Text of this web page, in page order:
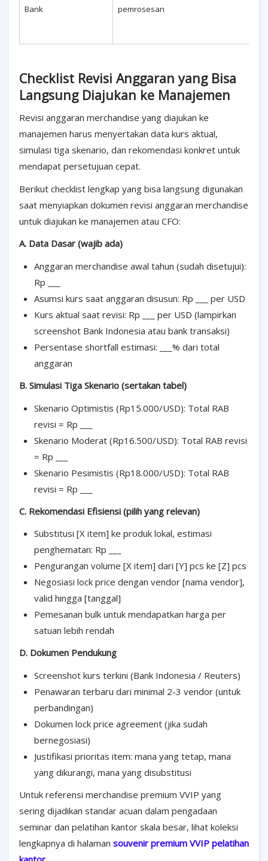
Bank
pemrosesan
Checklist Revisi Anggaran yang Bisa
Langsung Diajukan ke Manajemen
Revisi anggaran merchandise yang diajukan ke
manajemen harus menyertakan data kurs aktual,
simulasi tiga skenario, dan rekomendasi konkret untuk
mendapat persetujuan cepat.
Berikut checklist lengkap yang bisa langsung digunakan
saat menyiapkan dokumen revisi anggaran merchandise
untuk diajukan ke manajemen atau CFO:
A. Data Dasar (wajib ada)
Anggaran merchandise awal tahun (sudah disetujui):
Rp ___
Asumsi kurs saat anggaran disusun: Rp ___ per USD
Kurs aktual saat revisi: Rp ___ per USD (lampirkan
screenshot Bank Indonesia atau bank transaksi)
Persentase shortfall estimasi: ___% dari total
anggaran
B. Simulasi Tiga Skenario (sertakan tabel)
Skenario Optimistis (Rp15.000/USD): Total RAB
revisi = Rp ___
Skenario Moderat (Rp16.500/USD): Total RAB revisi
= Rp ___
Skenario Pesimistis (Rp18.000/USD): Total RAB
revisi = Rp ___
C. Rekomendasi Efisiensi (pilih yang relevan)
Substitusi [X item] ke produk lokal, estimasi
penghematan: Rp ___
Pengurangan volume [X item] dari [Y] pcs ke [Z] pcs
Negosiasi lock price dengan vendor [nama vendor],
valid hingga [tanggal]
Pemesanan bulk untuk mendapatkan harga per
satuan lebih rendah
D. Dokumen Pendukung
Screenshot kurs terkini (Bank Indonesia / Reuters)
Penawaran terbaru dari minimal 2-3 vendor (untuk
perbandingan)
Dokumen lock price agreement (jika sudah
bernegosiasi)
Justifikasi prioritas item: mana yang tetap, mana
yang dikurangi, mana yang disubstitusi
Untuk referensi merchandise premium VVIP yang
sering dijadikan standar acuan dalam pengadaan
seminar dan pelatihan kantor skala besar, lihat koleksi
lengkapnya di halaman souvenir premium VVIP pelatihan